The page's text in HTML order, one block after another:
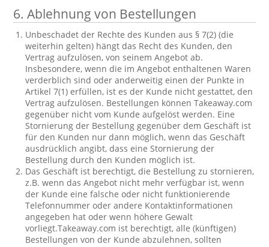
6. Ablehnung von Bestellungen
Unbeschadet der Rechte des Kunden aus § 7(2) (die
weiterhin gelten) hängt das Recht des Kunden, den
Vertrag aufzulösen, von seinem Angebot ab.
Insbesondere, wenn die im Angebot enthaltenen Waren
verderblich sind oder anderweitig einen der Punkte in
Artikel 7(1) erfüllen, ist es der Kunde nicht gestattet, den
Vertrag aufzulösen. Bestellungen können Takeaway.com
gegenüber nicht vom Kunde aufgelöst werden. Eine
Stornierung der Bestellung gegenüber dem Geschäft ist
für den Kunden nur dann möglich, wenn das Geschäft
ausdrücklich angibt, dass eine Stornierung der
Bestellung durch den Kunden möglich ist.
Das Geschäft ist berechtigt, die Bestellung zu stornieren,
z.B. wenn das Angebot nicht mehr verfügbar ist, wenn
der Kunde eine falsche oder nicht funktionierende
Telefonnummer oder andere Kontaktinformationen
angegeben hat oder wenn höhere Gewalt
vorliegt.Takeaway.com ist berechtigt, alle (künftigen)
Bestellungen von der Kunde abzulehnen, sollten